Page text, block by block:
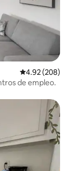
Calificación
4.92 (208)
de empleo.